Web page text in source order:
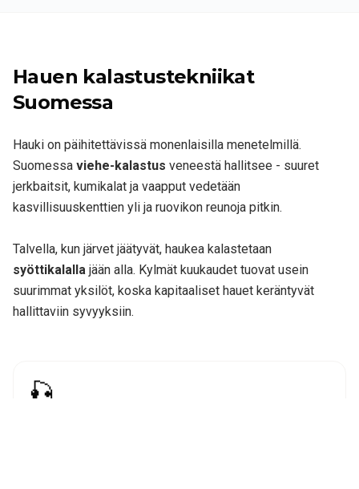
Hauen kalastustekniikat
Suomessa
Hauki on päihitettävissä monenlaisilla menetelmillä.
Suomessa viehe-kalastus veneestä hallitsee - suuret
jerkbaitsit, kumikalat ja vaapput vedetään
kasvillisuuskenttien yli ja ruovikon reunoja pitkin.
Talvella, kun järvet jäätyvät, haukea kalastetaan
syöttikalalla jään alla. Kylmät kuukaudet tuovat usein
suurimmat yksilöt, koska kapitaaliset hauet keräntyvät
hallittaviin syvyyksiin.
🎣